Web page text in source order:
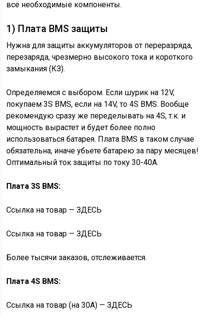
все необходимые компоненты.
1) Плата BMS защиты
Нужна для защиты аккумуляторов от переразряда,
перезаряда, чрезмерно высокого тока и короткого
замыкания (КЗ).
Определяемся с выбором. Если шурик на 12V,
покупаем 3S BMS, если на 14V, то 4S BMS. Вообще
рекомендую сразу же переделывать на 4S, т.к. и
мощность вырастет и будет более полно
использоваться батарея. Плата BMS в таком случае
обязательна, иначе убьете батарею за пару месяцев!
Оптимальный ток защиты по току 30-40А.
Плата 3S BMS:
Ссылка на товар — ЗДЕСЬ
Ссылка на товар — ЗДЕСЬ
Более тысячи заказов, отслеживается.
Плата 4S BMS:
Ссылка на товар (на 30А) — ЗДЕСЬ